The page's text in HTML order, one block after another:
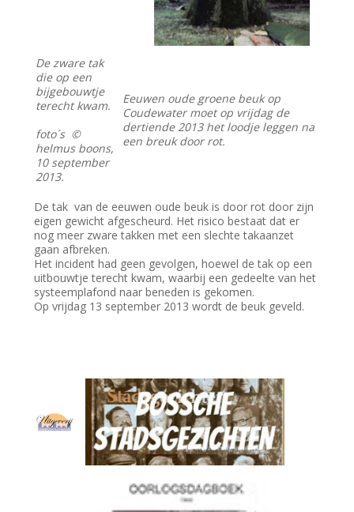
De zware tak
die op een
bijgebouwtje
terecht kwam.
foto´s ©
helmus boons,
10 september
2013.
Eeuwen oude groene beuk op
Coudewater moet op vrijdag de
dertiende 2013 het loodje leggen na
een breuk door rot.
De tak van de eeuwen oude beuk is door rot door zijn
eigen gewicht afgescheurd. Het risico bestaat dat er
nog meer zware takken met een slechte takaanzet
gaan afbreken.
Het incident had geen gevolgen, hoewel de tak op een
uitbouwtje terecht kwam, waarbij een gedeelte van het
systeemplafond naar beneden is gekomen.
Op vrijdag 13 september 2013 wordt de beuk geveld.